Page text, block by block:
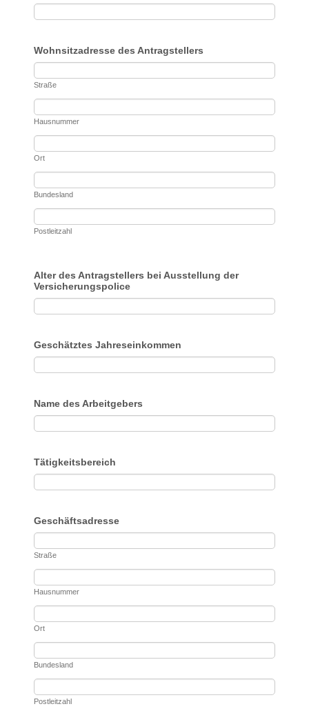
Wohnsitzadresse des Antragstellers
Straße
Hausnummer
Ort
Bundesland
Postleitzahl
Alter des Antragstellers bei Ausstellung der
Versicherungspolice
Geschätztes Jahreseinkommen
Name des Arbeitgebers
Tätigkeitsbereich
Geschäftsadresse
Straße
Hausnummer
Ort
Bundesland
Postleitzahl